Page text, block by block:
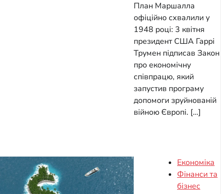
План Маршалла
офіційно схвалили у
1948 році: 3 квітня
президент США Гаррі
Трумен підписав Закон
про економічну
співпрацю, який
запустив програму
допомоги зруйнованій
війною Європі. […]
Економіка
Фінанси та
бізнес